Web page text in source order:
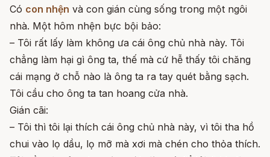
Có con nhện và con gián cùng sống trong một ngôi
nhà. Một hôm nhện bực bội bảo:
– Tôi rất lấy làm không ưa cái ông chủ nhà này. Tôi
chẳng làm hại gì ông ta, thế mà cứ hễ thấy tôi chăng
cái mạng ở chỗ nào là ông ta ra tay quét bằng sạch.
Tôi cầu cho ông ta tan hoang cửa nhà.
Gián cãi:
– Tôi thì tôi lại thích cái ông chủ nhà này, vì tôi tha hồ
chui vào lọ dầu, lọ mỡ mà xơi mà chén cho thỏa thích.